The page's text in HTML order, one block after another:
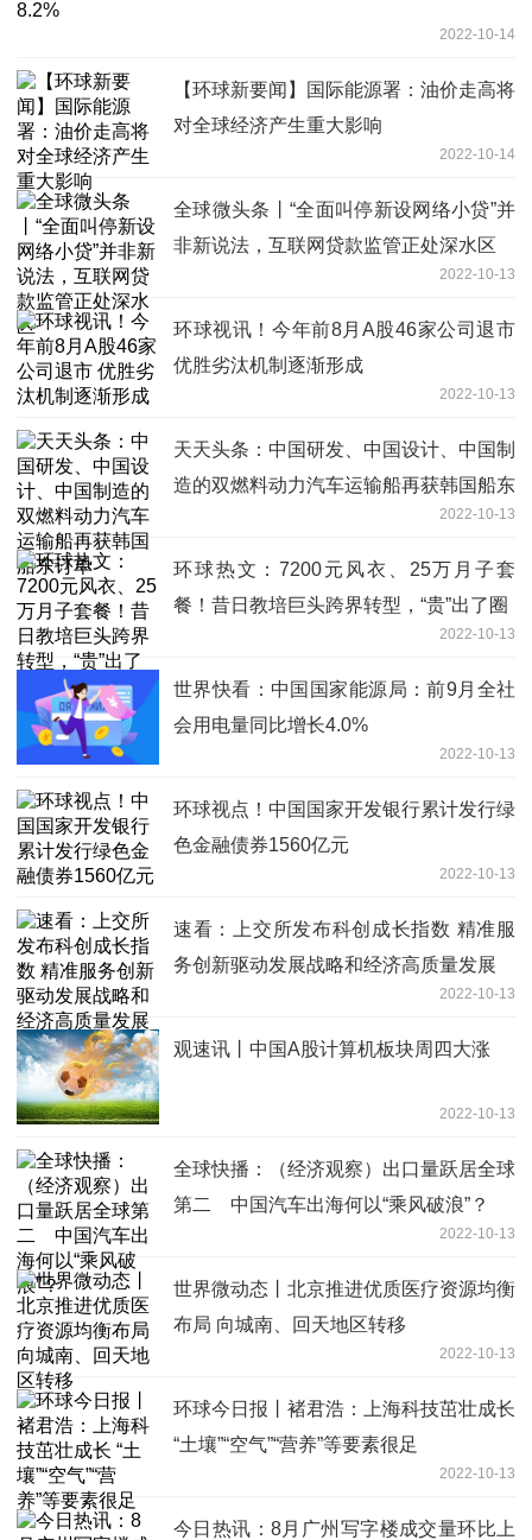
2022-10-14
【环球新要闻】国际能源署：油价走高将
对全球经济产生重大影响
2022-10-14
全球微头条丨“全面叫停新设网络小贷”并
非新说法，互联网贷款监管正处深水区
2022-10-13
环球视讯！今年前8月A股46家公司退市
优胜劣汰机制逐渐形成
2022-10-13
天天头条：中国研发、中国设计、中国制
造的双燃料动力汽车运输船再获韩国船东
2022-10-13
环球热文：7200元风衣、25万月子套
餐！昔日教培巨头跨界转型，“贵”出了圈
2022-10-13
世界快看：中国国家能源局：前9月全社
会用电量同比增长4.0%
2022-10-13
环球视点！中国国家开发银行累计发行绿
色金融债券1560亿元
2022-10-13
速看：上交所发布科创成长指数 精准服
务创新驱动发展战略和经济高质量发展
2022-10-13
观速讯丨中国A股计算机板块周四大涨
2022-10-13
全球快播：（经济观察）出口量跃居全球
第二 中国汽车出海何以“乘风破浪”？
2022-10-13
世界微动态丨北京推进优质医疗资源均衡
布局 向城南、回天地区转移
2022-10-13
环球今日报丨褚君浩：上海科技茁壮成长
“土壤”“空气”“营养”等要素很足
2022-10-13
今日热讯：8月广州写字楼成交量环比上